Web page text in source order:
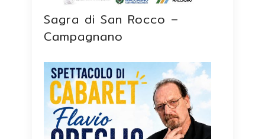
Sagra di San Rocco –
Campagnano